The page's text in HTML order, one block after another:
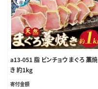
a13-051 脂 ビンチョウ まぐろ 藁焼
き 約1kg
寄付金額